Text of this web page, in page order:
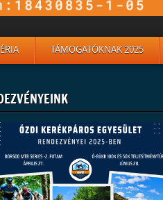
TÁMOGATÓKNAK 2025